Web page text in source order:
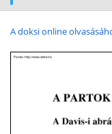
A doksi online